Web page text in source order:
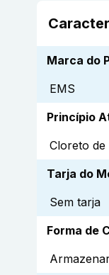
Marca do
EMS
Princípio
Cloreto de
Tarja do
Sem tarja
Forma de